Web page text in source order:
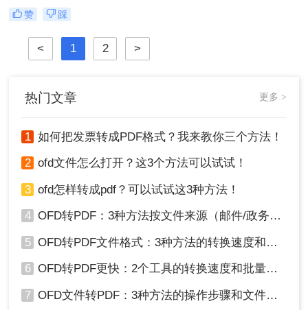
应用于电子发票、电子公文等领域。
然而，由于PDF格式具有更好的兼容
性和稳定性，很多时候我们需要将
OFD文件转换成PDF格式。那么如何
将ofd格式转化成pdf呢？下面将介绍
法。
赞 踩
< 1 2 >
热门文章 更多 >
1 如何把发票转成PDF格式？我来教你三个方法！
2 ofd文件怎么打开？这3个方法可以试试！
3 ofd怎样转成pdf？可以试试这3种方法！
4 OFD转PDF：3种方法按文件来源（邮件/政务平台/扫描件）选！
5 OFD转PDF文件格式：3种方法的转换速度和格式保留对比！
6 OFD转PDF更快：2个工具的转换速度和批量处理能力对比！
7 OFD文件转PDF：3种方法的操作步骤和文件大小限制！